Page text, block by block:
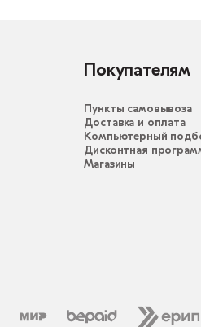
Покупателям
Пункты самовывоза
Доставка и оплата
Компьютерный
Дисконтная
Магазины